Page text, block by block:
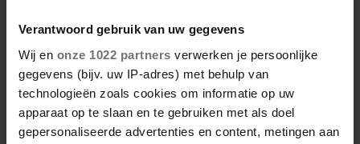
Verantwoord gebruik van uw gegevens
Wij en onze 1022 partners verwerken je persoonlijke
gegevens (bijv. uw IP-adres) met behulp van
technologieën zoals cookies om informatie op uw
apparaat op te slaan en te gebruiken met als doel
gepersonaliseerde advertenties en content, metingen aan